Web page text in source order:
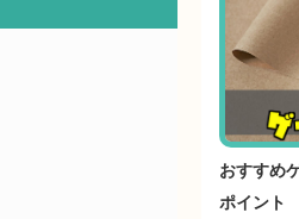
おすすめ
ポイント